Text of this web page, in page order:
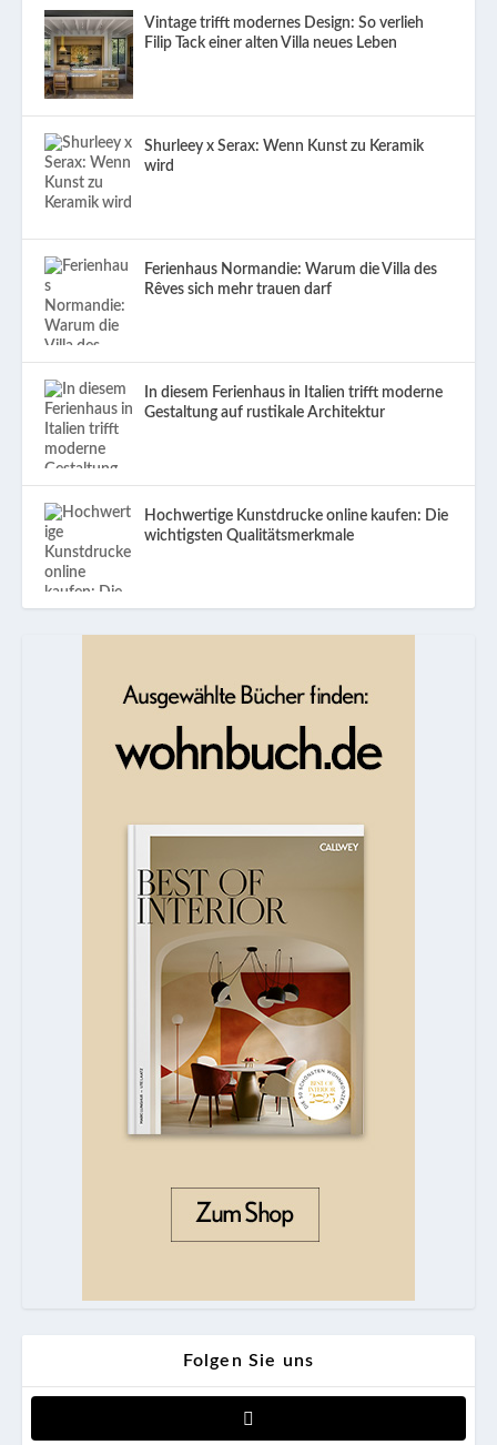
Vintage trifft modernes Design: So verlieh
Filip Tack einer alten Villa neues Leben
Shurleey x Serax: Wenn Kunst zu Keramik
wird
Ferienhaus Normandie: Warum die Villa des
Rêves sich mehr trauen darf
In diesem Ferienhaus in Italien trifft moderne
Gestaltung auf rustikale Architektur
Hochwertige Kunstdrucke online kaufen: Die
wichtigsten Qualitätsmerkmale
Folgen Sie uns